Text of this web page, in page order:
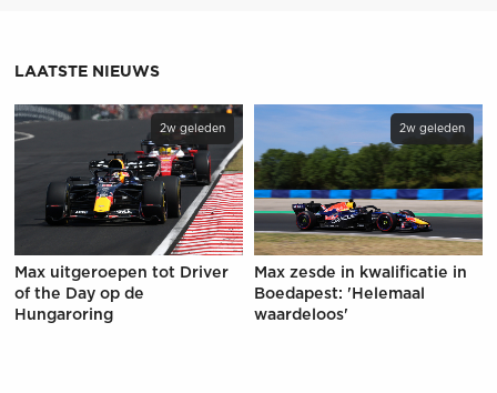
LAATSTE NIEUWS
2w geleden
Max uitgeroepen tot Driver
of the Day op de
Hungaroring
2w geleden
Max zesde in kwalificatie in
Boedapest: 'Helemaal
waardeloos'